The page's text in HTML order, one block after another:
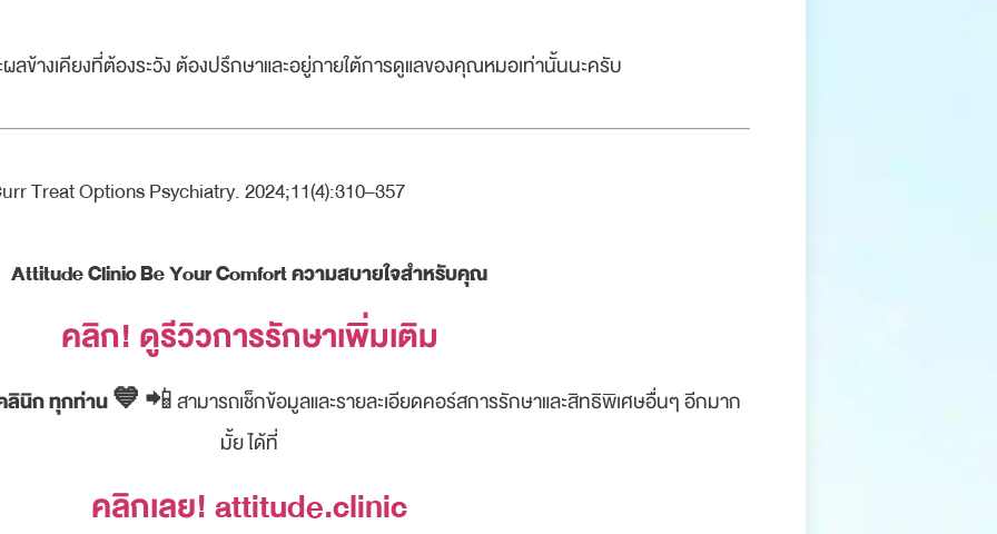
ลข้างเคียงที่ต้องระวัง ต้องปรึกษาและอยู่ภายใต้การดูแลของคุณหมอเท่านั้นนะครับ
Treat Options Psychiatry. 2024;11(4):310–357
Attitude Clinic Be Your Comfort ความสบายใจสำหรับคุณ
คลิก! ดูรีวิวการรักษาเพิ่มเติม
ลินิก ทุกท่าน 💙 📲 สามารถเช็กข้อมูลและรายละเอียดคอร์สการรักษาและสิทธิพิเศษอื่นๆ อีกมาก
มั้ย ได้ที่
คลิกเลย! attitude.clinic